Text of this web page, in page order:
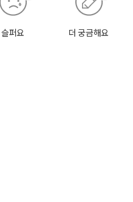
슬퍼요 더 궁금해요